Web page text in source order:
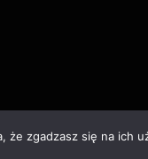
że zgadzasz się na ich